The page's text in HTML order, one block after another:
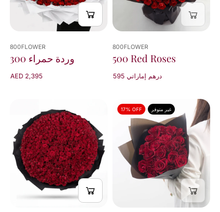
800FLOWER
300 وردة حمراء
AED 2,395
800FLOWER
500 Red Roses
595 درهم إماراتي
17% OFF غير متوفر